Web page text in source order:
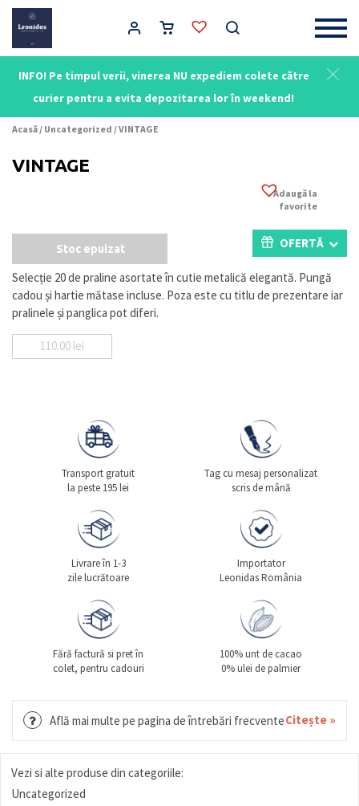
INFO! Pe timpul verii, vinerea NU expediem colete către
curier pentru a evita depozitarea lor în weekend!
Main Navigation
Acasă/ Uncategorized / VINTAGE
VINTAGE
Adaugă la
favorite
Stoc epuizat OFERTĂ
Selecție 20 de praline asortate în cutie metalică elegantă. Pungă
cadou și hartie mătase incluse. Poza este cu titlu de prezentare iar
pralinele și panglica pot diferi.
110.00 lei
Transport gratuit
la peste 195 lei
Tag cu mesaj personalizat
scris de mână
Livrare în 1-3
zile lucrătoare
Importator
Leonidas România
Fără factură si pret în
colet, pentru cadouri
100% unt de cacao
0% ulei de palmier
Află mai multe pe pagina de întrebări frecventeCitește »
Vezi si alte produse din categoriile:
Uncategorized